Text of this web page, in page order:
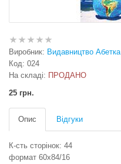
Виробник: Видавництво Абетка
Код: 024
На складі: ПРОДАНО
25 грн.
Опис Відгуки
К-сть сторінок: 44
формат 60х84/16